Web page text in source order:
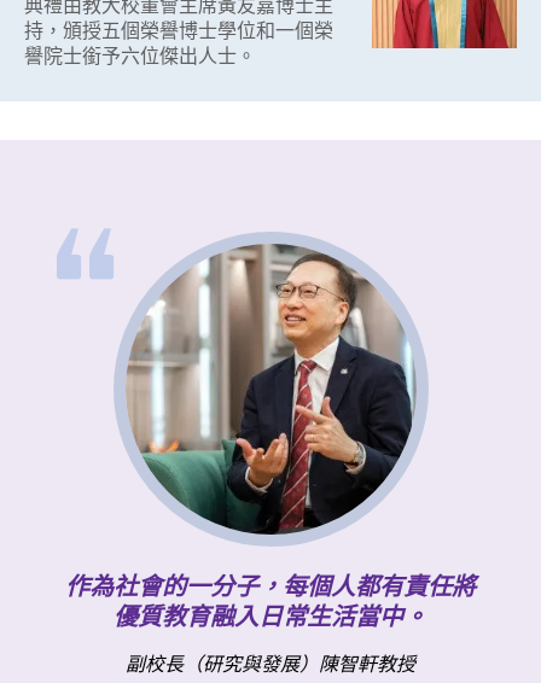
持，頒授五個榮譽博士學位和一個榮
譽院士銜予六位傑出人士。
作為社會的一分子，每個人都有責任將
優質教育融入日常生活當中。
副校長（研究與發展）陳智軒教授